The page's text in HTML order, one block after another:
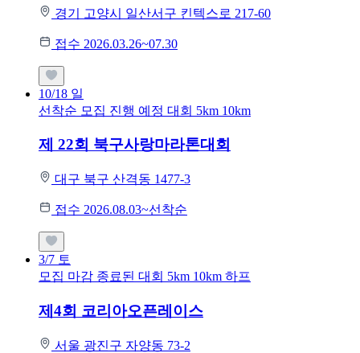
경기 고양시 일산서구 킨텍스로 217-60
접수 2026.03.26~07.30
10/18 일
선착순 모집 진행 예정 대회 5km 10km
제 22회 북구사랑마라톤대회
대구 북구 산격동 1477-3
접수 2026.08.03~선착순
3/7 토
모집 마감 종료된 대회 5km 10km 하프
제4회 코리아오픈레이스
서울 광진구 자양동 73-2